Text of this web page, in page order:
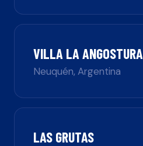
VILLA LA ANGOSTURA
Neuquén,Argentina
LAS GRUTAS